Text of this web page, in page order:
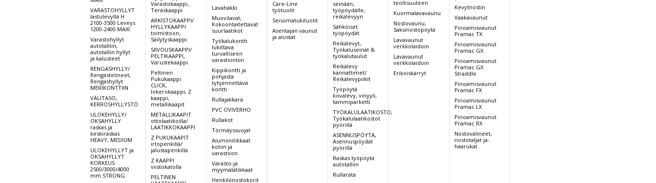
VARASTOHYLLYT
lastulevyllä H
2100-3500 Leveys
1200-2400 MAXI
Varastohyllyt
autotalliin,
autotallin hyllyt
ja kalusteet
RENGASHYLLY/
Rengastelineet,
Rengashyllyt
MERIKONTTIIN
VÄLITASO,
KERROSHYLLYSTÖ
ULOKEHYLLY/
OKSAHYLLY
raskas ja
keskiraskas
HEAVY, MEDIUM
ULOKEHYLLYT ja
OKSAHYLLYT
KORKEUS
2500/3000/4000
mm STRONG
Varastokaappi,
Teräskaappi
ARKISTOKAAPPI/
HYLLYKAAPPI
toimistoon,
Säilytyskaappi
SIIVOUSKAAPPI/
PELTIKAAPPI,
Varustekaappi
Peltinen
Pukukaappi
CLICK,
lokerokaappi, Z
kaappi,
metallikaapit
METALLIKAAPIT
ottolaatikoilla/
LAATIKKOKAAPPI
Z PUKUKAAPIT
irtopenkillä/
jalustapenkillä
Z KAAPPI
viistokatolla
PELTINEN
Lavahäkki
Muovilavat,
Kokoontaitettavat
suurlaatikot
Työkalukontti
lukittava
turvalliseen
varastointiin
Kippikontti ja
pohjasta
tyhjennettävä
kontti
Rullajakkara
PVC OVIVERHO
Rullakot
Törmäyssuojat
Alumiinitikkaat
kotiin ja
varastoon
Varasto-ja
myymälätikkaat
Henkilönostokorit
Care-Line
työtuolit
Seisomatukituolit
Asentajan vaunut
ja alustat
seinään,
työpöydälle,
reikälevyyn
Sähköiset
työpöydät
Reikälevyt,
Työkaluseinät &
työkalutaulut
Reikälevy
kannattimet/
Reikälevypiikit
Työpöytä
kovalevy, vinyyli,
tammiparketti
TYÖKALULAATIKOSTO,
Työkalulaatikostot
pyörillä
ASENNUSPÖYTÄ,
Asennuspöydät
pyörillä
Raskas työpöytä
autotalliin
Rullarata
teollisuuteen
Kuormalavavaunu
Nostovaunu,
Saksinostopöytä
Lavavaunut
verkkolaidoin
Lavavaunut
verkkolaidoin
Erikoiskärryt
Kevytnostin
Vaakavaunut
Pinoamisvaunut
Pramac TX
Pinoamisvaunut
Pramac GX
Pinoamisvaunut
Pramac GX
Straddle
Pinoamisvaunut
Pramac FX
Pinoamisvaunut
Pramac LX
Pinoamisvaunut
Pramac RX
Nostovälineet,
nostotaljat ja-
haarukat